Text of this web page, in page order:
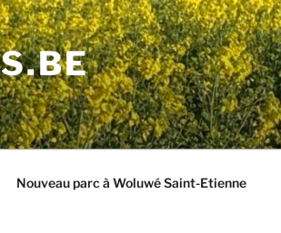
Nouveau parc à Woluwé Saint-Etienne